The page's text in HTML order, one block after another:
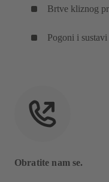
Brtve kliznog
Pogoni i
Obratite nam se.